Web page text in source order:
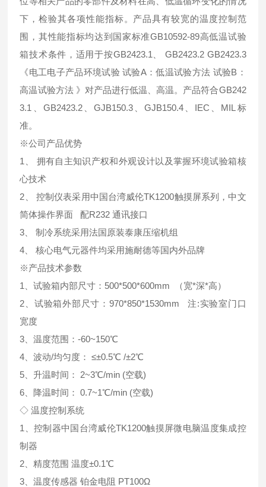
下，检验其各项性能指标。产品具有较宽的温度控制范
围，其性能指标均达到国家标准GB10592-89高低温试验
箱技术条件，适用于按GB2423.1、 GB2423.2 GB2423.3
《电工电子产品环境试验 试验A：低温试验方法 试验B：
高温试验方法 》对产品进行低温、高温。产品符合GB242
3.1、GB2423.2、GJB150.3、GJB150.4、IEC、MIL标
准。
※公司产品优势
1、 拥有自主知识产权和外观设计以及掌握环境试验箱核
心技术
2、 控制仪表采用中国台湾威伦TK1200触摸屏系列，中文
简体操作界面 配R232 通讯接口
3、 制冷系统采用法国原装泰康压缩机组
4、 核心电气元器件均采用施耐德等国内外品牌
※产品技术参数
1、试验箱内部尺寸：500*500*600mm （宽*深*高）
2、试验箱外部尺寸：970*850*1530mm 注:实验室门口
宽度
3、温度范围：-60~150℃
4、波动/均匀度： ≤±0.5℃ /±2℃
5、升温时间： 2~3℃/min (空载)
6、降温时间： 0.7~1℃/min (空载)
◇ 温度控制系统
1、控制器中国台湾威伦TK1200触摸屏微电脑温度集成控
制器
2、精度范围 温度±0.1℃
3、温度传感器 铂金电阻 PT100Ω